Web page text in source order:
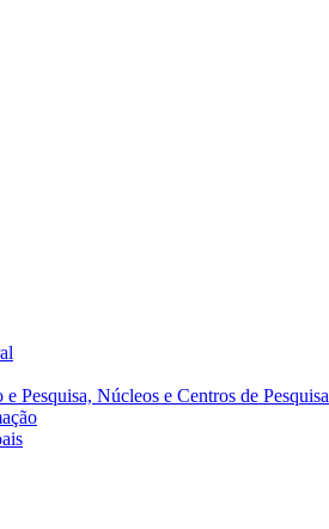
Pesquisa, Núcleos e Centros de Pesquisa